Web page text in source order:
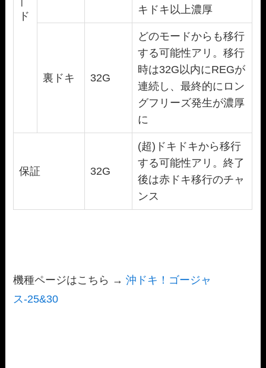
ド
キドキ以上濃厚
裏ドキ 32G
どのモードからも移行
する可能性アリ。移行
時は32G以内にREGが
連続し、最終的にロン
グフリーズ発生が濃厚
に
保証 32G
(超)ドキドキから移行
する可能性アリ。終了
後は赤ドキ移行のチャ
ンス
機種ページはこちら →沖ドキ！ゴージャ
ス-25&30